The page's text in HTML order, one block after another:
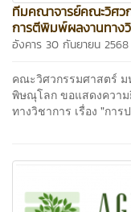
ทีมคณาจารย์คณะวิศว
การตีพิมพ์ผลงานทาง
อังคาร 30 กันยายน 2568
คณะวิศวกรรมศาสตร์
พิษณุโลก ขอแสดงควา
ทางวิชาการ เรื่อง "การ